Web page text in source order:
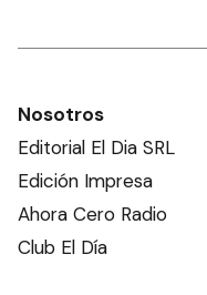
Nosotros
Editorial El Dia SRL
Edición Impresa
Ahora Cero Radio
Club El Día